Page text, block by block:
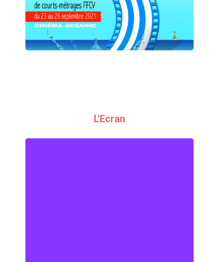
festival national
L'Ecran